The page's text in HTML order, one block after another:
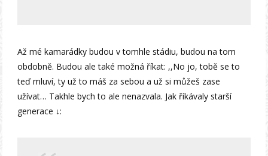
Až mé kamarádky budou v tomhle stádiu, budou na tom
obdobně. Budou ale také možná říkat: ,,No jo, tobě se to
teď mluví, ty už to máš za sebou a už si můžeš zase
užívat… Takhle bych to ale nenazvala. Jak říkávaly starší
generace ↓: